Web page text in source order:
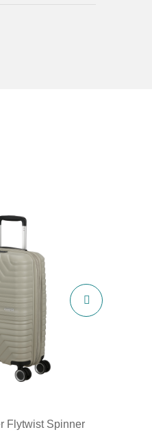
Flytwist Spinner